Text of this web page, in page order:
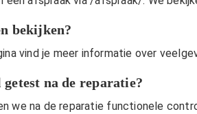
bekijken?
vind je meer informatie over
na de reparatie?
we na de reparatie functionele